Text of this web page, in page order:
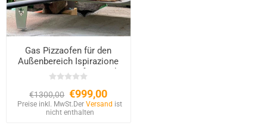
Gas Pizzaofen für den
Außenbereich Ispirazione
60×70 cm – Kupfer-Finish
€1300,00 €999,00
Preise inkl. MwSt. DerVersand ist
nicht enthalten